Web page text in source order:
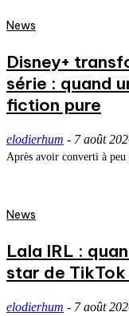
News
Disney+
série : quand
fiction pure
elodierhum - 7 août
Après avoir converti à peu
News
Lala IRL :
star de
elodierhum - 7 août